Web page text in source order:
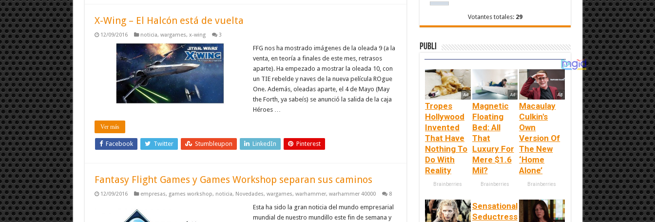
X-Wing – El Halcón está de vuelta
12/09/2016 noticia, wargames, x-wing 3
FFG nos ha mostrado imágenes de la oleada 9 (a la
venta, en teoría a finales de este mes, retrasos
aparte). Ha empezado a mostrar la oleada 10, con
un TIE rebelde y naves de la nueva película ROgue
One. Además, oleadas aparte, el 4 de Mayo (May
the Forth, ya sabeís) se anunció la salida de la caja
Héroes …
Ver más
Facebook Twitter Stumbleupon LinkedIn Pinterest
Fantasy Flight Games y Games Workshop separan sus caminos
12/09/2016 empresas, games workshop, noticia, Novedades, wargames, warhammer, warhammer 40000 8
Esta ha sido la gran noticia del mundo empresarial
mundial de nuestro mundillo este fin de semana y
Votantes totales: 29
Publi
Tropes
Hollywood
Invented
That Have
Nothing To
Do With
Reality
Brainberries
Magnetic
Floating
Bed: All
That
Luxury For
Mere $1.6
Mil?
Brainberries
Macaulay
Culkin's
Own
Version Of
The New
‘Home
Alone’
Brainberries
Sensational
Seductress